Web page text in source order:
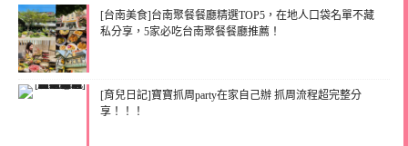
[台南美食]台南聚餐餐廳精選TOP5，在地人口袋名單不藏
私分享，5家必吃台南聚餐餐廳推薦！
[育兒日記]寶寶抓周party在家自己辦 抓周流程超完整分
享！！！